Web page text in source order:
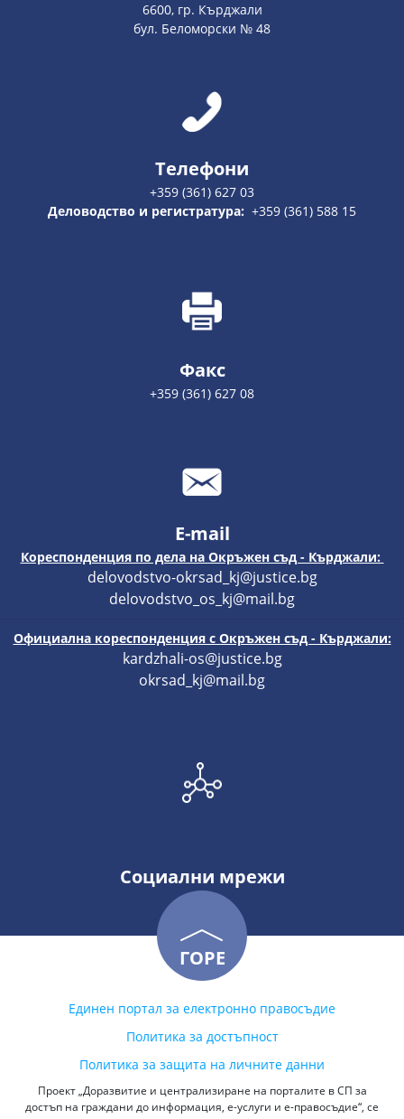
6600, гр. Кърджали
бул. Беломорски № 48
Телефони
+359 (361) 627 03
Деловодство и регистратура: +359 (361) 588 15
Факс
+359 (361) 627 08
E-mail
Кореспонденция по дела на Окръжен съд - Кърджали:
delovodstvo-okrsad_kj@justice.bg
delovodstvo_os_kj@mail.bg
Официална кореспонденция с Окръжен съд - Кърджали:
kardzhali-os@justice.bg
okrsad_kj@mail.bg
Социални мрежи
ГОРЕ
Единен портал за електронно правосъдие
Политика за достъпност
Политика за защита на личните данни
Проект „Доразвитие и централизиране на порталите в СП за
достъп на граждани до информация, е-услуги и е-правосъдие“, се